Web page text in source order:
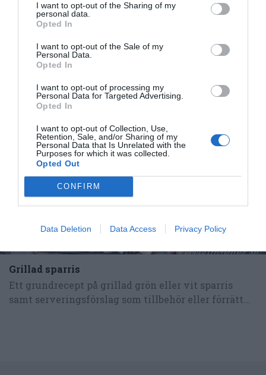
I want to opt-out of the Sharing of my
personal data.
Opted In
I want to opt-out of the Sale of my
Personal Data.
Opted In
I want to opt-out of processing my
Personal Data for Targeted Advertising.
Opted In
I want to opt-out of Collection, Use,
Retention, Sale, and/or Sharing of my
Personal Data that Is Unrelated with the
Purposes for which it was collected.
Opted Out
CONFIRM
Data Deletion Data Access Privacy Policy
mozzarellaost med gräddig och krämig fyllning.
Här med mogna...
Grillad sparris
Ett grundrecept på grillad grön eller vit sparris
samt serveringsförslag som tillbehör eller förrätt...
RECEPT